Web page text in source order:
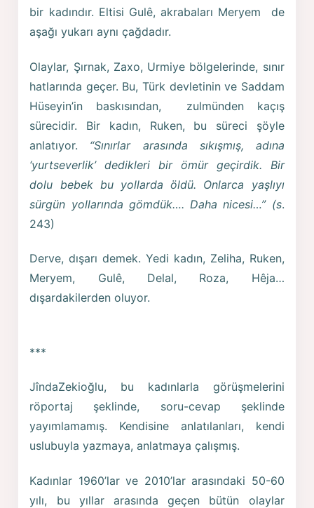
bir kadındır. Eltisi Gulê, akrabaları Meryem de
aşağı yukarı aynı çağdadır.
Olaylar, Şırnak, Zaxo, Urmiye bölgelerinde, sınır
hatlarında geçer. Bu, Türk devletinin ve Saddam
Hüseyin’in baskısından, zulmünden kaçış
sürecidir. Bir kadın, Ruken, bu süreci şöyle
anlatıyor. “Sınırlar arasında sıkışmış, adına
‘yurtseverlik’ dedikleri bir ömür geçirdik. Bir
dolu bebek bu yollarda öldü. Onlarca yaşlıyı
sürgün yollarında gömdük…. Daha nicesi…” (s.
243)
Derve, dışarı demek. Yedi kadın, Zeliha, Ruken,
Meryem, Gulê, Delal, Roza, Hêja…
dışardakilerden oluyor.
***
JîndaZekioğlu, bu kadınlarla görüşmelerini
röportaj şeklinde, soru-cevap şeklinde
yayımlamamış. Kendisine anlatılanları, kendi
uslubuyla yazmaya, anlatmaya çalışmış.
Kadınlar 1960’lar ve 2010’lar arasındaki 50-60
yılı, bu yıllar arasında geçen bütün olaylar